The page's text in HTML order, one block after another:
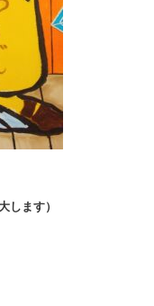
します）